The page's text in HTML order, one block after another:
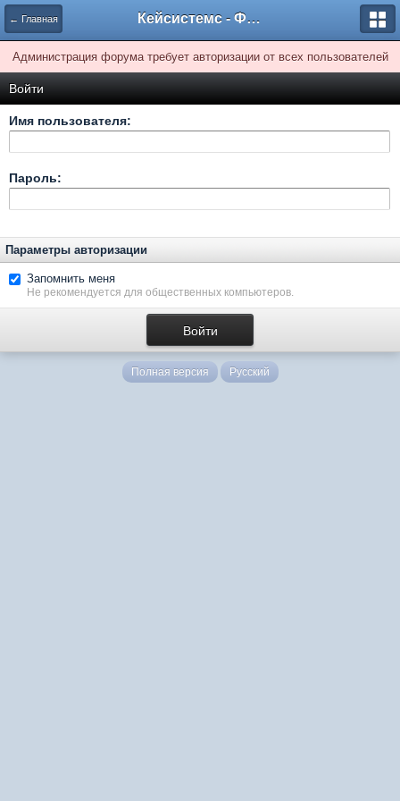
← Главная Кейсистемс - Форумы
Администрация форума требует авторизации от всех пользователей
Войти
Имя пользователя:
Пароль:
Параметры авторизации
Запомнить меня
Не рекомендуется для общественных компьютеров.
Полная версия Русский